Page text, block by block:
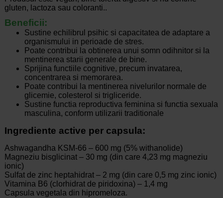
gluten, lactoza sau coloranti..
Beneficii:
Sustine echilibrul psihic si capacitatea de adaptare a
organismului in perioade de stres.
Poate contribui la obtinerea unui somn odihnitor si la
mentinerea starii generale de bine.
Sprijina functiile cognitive, precum invatarea,
concentrarea si memorarea.
Poate contribui la mentinerea nivelurilor normale de
glicemie, colesterol si trigliceride.
Sustine functia reproductiva feminina si functia sexuala
masculina, conform utilizarii traditionale
Ingrediente active per capsula:
Ashwagandha KSM-66 – 600 mg (5% withanolide)
Magneziu bisglicinat – 30 mg (din care 4,23 mg magneziu
ionic)
Sulfat de zinc heptahidrat – 2 mg (din care 0,5 mg zinc ionic)
Vitamina B6 (clorhidrat de piridoxina) – 1,4 mg
Capsula vegetala din hipromeloza.